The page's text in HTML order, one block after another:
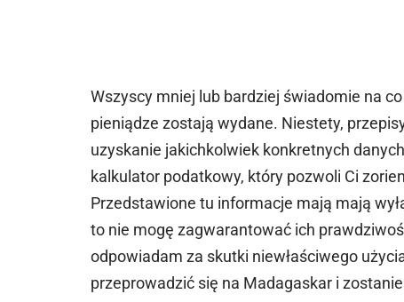
Wszyscy mniej lub bardziej świadomie na
pieniądze zostają wydane. Niestety,
uzyskanie jakichkolwiek konkretnych
kalkulator podatkowy, który pozwoli Ci
Przedstawione tu informacje mają mają
to nie mogę zagwarantować ich
odpowiadam za skutki niewłaściwego
przeprowadzić się na Madagaskar i